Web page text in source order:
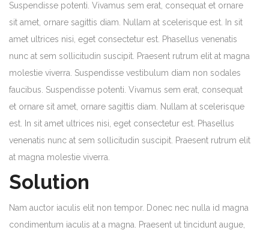
Suspendisse potenti. Vivamus sem erat, consequat et ornare
sit amet, ornare sagittis diam. Nullam at scelerisque est. In sit
amet ultrices nisi, eget consectetur est. Phasellus venenatis
nunc at sem sollicitudin suscipit. Praesent rutrum elit at magna
molestie viverra. Suspendisse vestibulum diam non sodales
faucibus. Suspendisse potenti. Vivamus sem erat, consequat
et ornare sit amet, ornare sagittis diam. Nullam at scelerisque
est. In sit amet ultrices nisi, eget consectetur est. Phasellus
venenatis nunc at sem sollicitudin suscipit. Praesent rutrum elit
at magna molestie viverra.
Solution
Nam auctor iaculis elit non tempor. Donec nec nulla id magna
condimentum iaculis at a magna. Praesent ut tincidunt augue,